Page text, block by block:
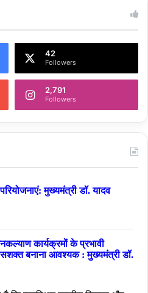
42
Followers
2,791
Followers